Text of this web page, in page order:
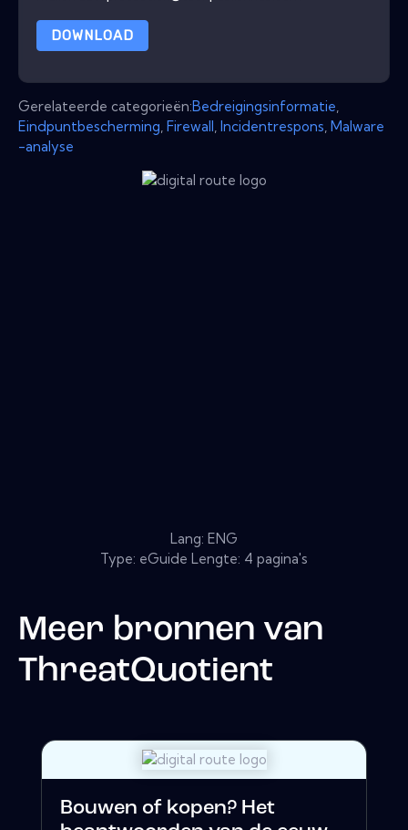
DOWNLOAD
Gerelateerde categorieën:Bedreigingsinformatie
Eindpuntbescherming Firewall Incidentrespons Malware
-analyse
Lang: ENG
Type: eGuide Lengte: 4 pagina's
Meer bronnen van
ThreatQuotient
Bouwen of kopen? Het